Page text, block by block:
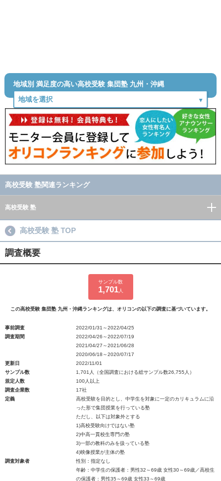
地域別 満足度の高い高校受験 集団塾 九州・沖縄
高校受験 塾関連ランキング
高校受験 塾
高校受験 塾 TOP
調査概要
サンプル数
1,701人
この高校受験 集団塾 九州・沖縄ランキングは、オリコンの以下の調査に基づいています。
事前調査
2022/01/31～2022/04/25
調査期間
2022/04/26～2022/07/19
2021/04/27～2021/06/28
2020/06/18～2020/07/17
更新日
2022/11/01
サンプル数
1,701人（全国調査における総サンプル数26,755人）
規定人数
100人以上
調査企業数
17社
定義
高校受験を目的とし、中学生を対象に一定のカリキュラムに沿
った形で集団授業を行っている塾
ただし、以下は対象外とする
1)高校受験向けではない塾
2)中高一貫校生専門の塾
3)一部の教科のみを扱っている塾
4)映像授業が主体の塾
調査対象者
性別：指定なし
年齢：中学生の保護者：男性32～69歳 女性30～69歳／高校生
の保護者：男性35～69歳 女性33～69歳